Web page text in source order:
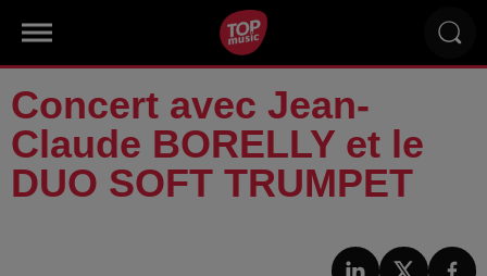
Concert avec Jean-
Claude BORELLY et le
DUO SOFT TRUMPET